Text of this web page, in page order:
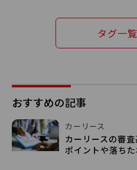
タグ一
おすすめの記事
カーリース
カーリースの審
ポイントや落ち